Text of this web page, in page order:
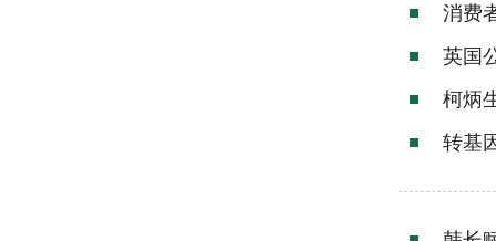
消费
英国
柯炳
转基